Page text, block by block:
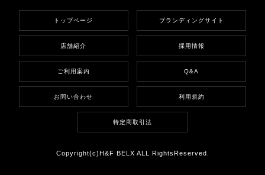
トップページ ブランディングサイト
店舗紹介 採用情報
ご利用案内 Q&A
お問い合わせ 利用規約
特定商取引法
Copyright(c)H&F BELX ALL RightsReserved.